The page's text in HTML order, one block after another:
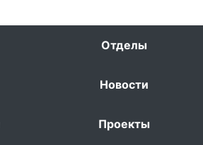
Отделы
Новости
Проекты